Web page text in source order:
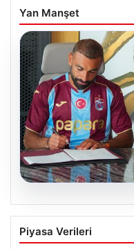
Yan Manşet
Trabzonspor
Maliyetini
Piyasa Verileri